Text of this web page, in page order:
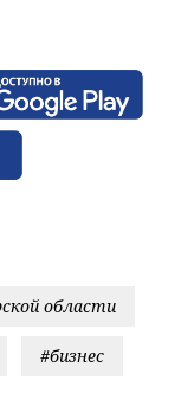
области
#бизнес